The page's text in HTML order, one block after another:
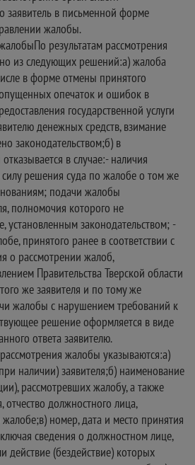
заявитель в письменной форме
жалобы.
результатам рассмотрения
из следующих решений:а) жалоба
в форме отмены принятого
опечаток и ошибок в
государственной услуги
денежных средств, взимание
законодательством;б) в
в случае:- наличия
решения суда по жалобе о том же
подачи жалобы
полномочия которого не
установленным законодательством; -
принятого ранее в соответствии с
о рассмотрении жалоб,
Правительства Тверской области
же заявителя и по тому же
жалобы с нарушением требований к
решение оформляется в виде
ответа заявителю.
жалобы указываются:а)
наличии) заявителя;б) наименование
рассмотревших жалобу, а также
должностного лица,
номер, дата и место принятия
сведения о должностном лице,
действие (бездействие) которых